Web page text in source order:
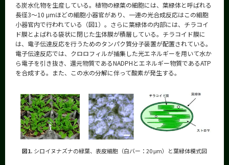
る炭水化物を生産している。植物の緑葉の細胞には、葉緑体と呼ばれる
長径3～10 μmほどの細胞小器官があり、一連の光合成反応はこの細胞
小器官内で行われている（図1）。さらに葉緑体の内部には、チラコイ
ド膜とよばれる袋状に閉じた生体膜が積層している。チラコイド膜に
は、電子伝達反応を行うためのタンパク質分子装置が配置されている。
電子伝達反応では、クロロフィルが捕集した光エネルギーを用いて水か
ら電子を引き抜き、還元物質であるNADPHとエネルギー物質であるATP
を合成する。また、この水の分解に伴って酸素が発生する。
図1. シロイヌナズナの緑葉、表皮細胞（白バー：20 μm）と葉緑体模式図